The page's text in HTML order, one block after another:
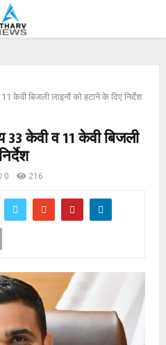
केवी बिजली लाइनों को हटाने के दिए निर्देश
33 केवी व 11 केवी बिजली
0 216